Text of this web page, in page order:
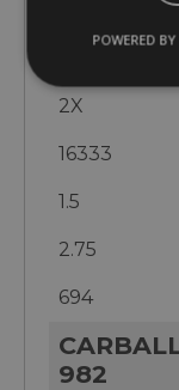
GANDERIA
2X
16333
1.5
2.75
694
982
POWERED